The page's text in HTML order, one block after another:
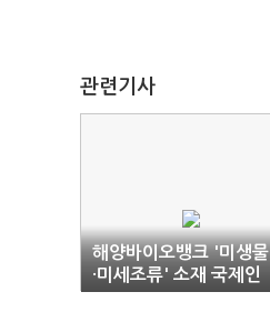
관련기사
해양바이오뱅크 '미생물
·미세조류' 소재 국제인
증 추가 획득